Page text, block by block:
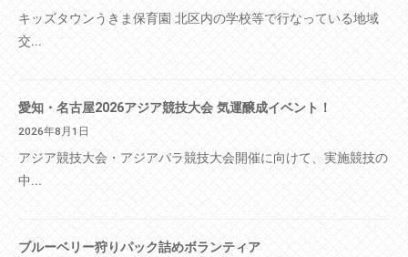
キッズタウンうきま保育園 北区内の学校等で行なっている地域
交...
愛知・名古屋2026アジア競技大会 気運醸成イベント！
2026年8月1日
アジア競技大会・アジアパラ競技大会開催に向けて、実施競技の
中...
ブルーベリー狩りパック詰めボランティア